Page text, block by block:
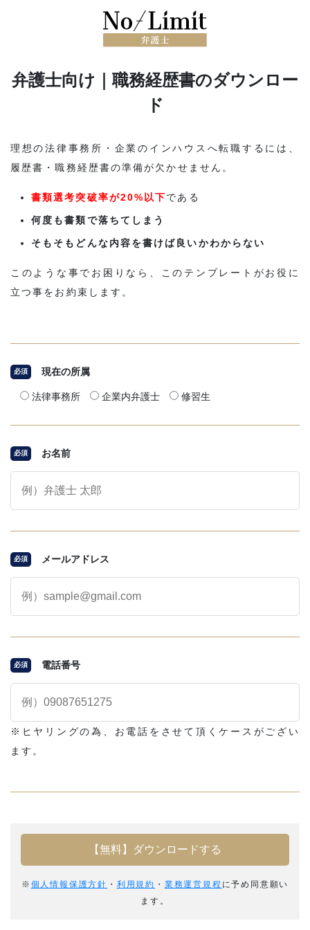
弁護士向け｜職務経歴書のダウンロー
ド
理想の法律事務所・企業のインハウスへ転職するには、
履歴書・職務経歴書の準備が欠かせません。
書類選考突破率が20%以下である
何度も書類で落ちてしまう
そもそもどんな内容を書けば良いかわからない
このような事でお困りなら、このテンプレートがお役に
立つ事をお約束します。
必須 現在の所属
法律事務所 企業内弁護士 修習生
必須 お名前
必須 メールアドレス
必須 電話番号
※ヒヤリングの為、お電話をさせて頂くケースがござい
ます。
※ 個人情報保護方針 ・ 利用規約 ・ 業務運営規程 に予め同意願い
ます。